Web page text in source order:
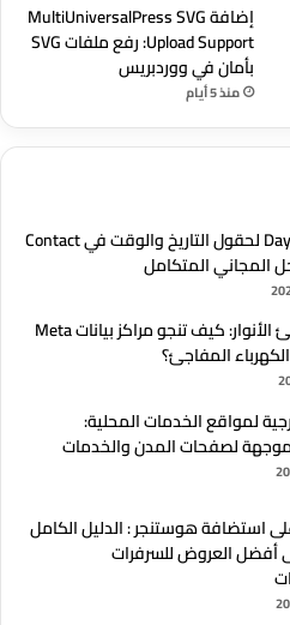
إضافة MultiUniversalPress SVG
Upload Support: رفع ملفات SVG
بأمان في ووردبريس
منذ 5 أيام
إضافة DayPick لحقول التاريخ والوقت في Contact
عندما تنطفئ الأنوار: كيف تنجو مراكز بيانات Meta
المفاجئ؟
لمواقع الخدمات المحلية:
موجهة لصفحات المدن والخدمات
على استضافة هوستنجر : الدليل الكامل
أفضل العروض للسرفرات